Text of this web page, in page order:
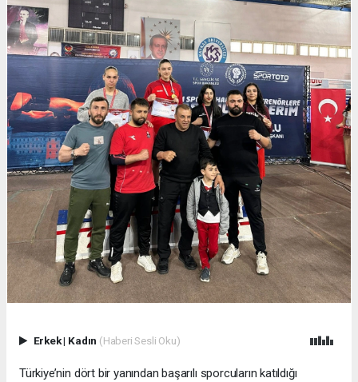
Erkek| Kadın (Haberi Sesli Oku)
Türkiye’nin dört bir yanından başarılı sporcuların katıldığı